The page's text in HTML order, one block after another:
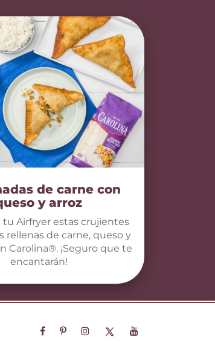
de carne con
y arroz
tu Airfryer estas crujientes
rellenas de carne, queso y
Carolina®. ¡Seguro que te
encantarán!